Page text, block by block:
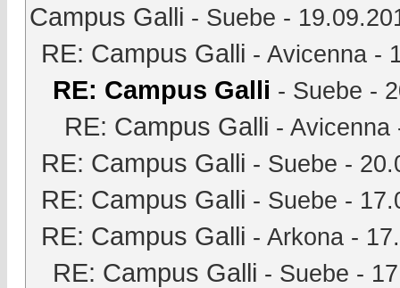
Campus Galli - Suebe -
RE: Campus Galli - Avicenna -
RE: Campus Galli - Suebe -
RE: Campus Galli - Avicenna
RE: Campus Galli - Suebe -
RE: Campus Galli - Suebe -
RE: Campus Galli - Arkona -
RE: Campus Galli - Suebe -